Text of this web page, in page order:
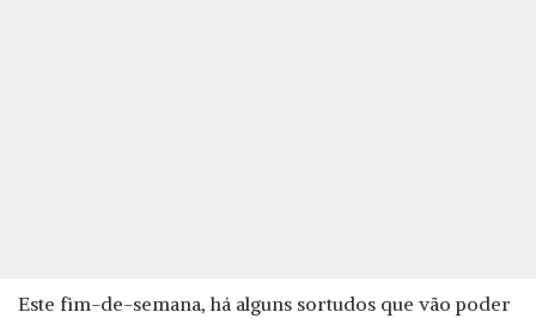
Este fim-de-semana, há alguns sortudos que vão poder